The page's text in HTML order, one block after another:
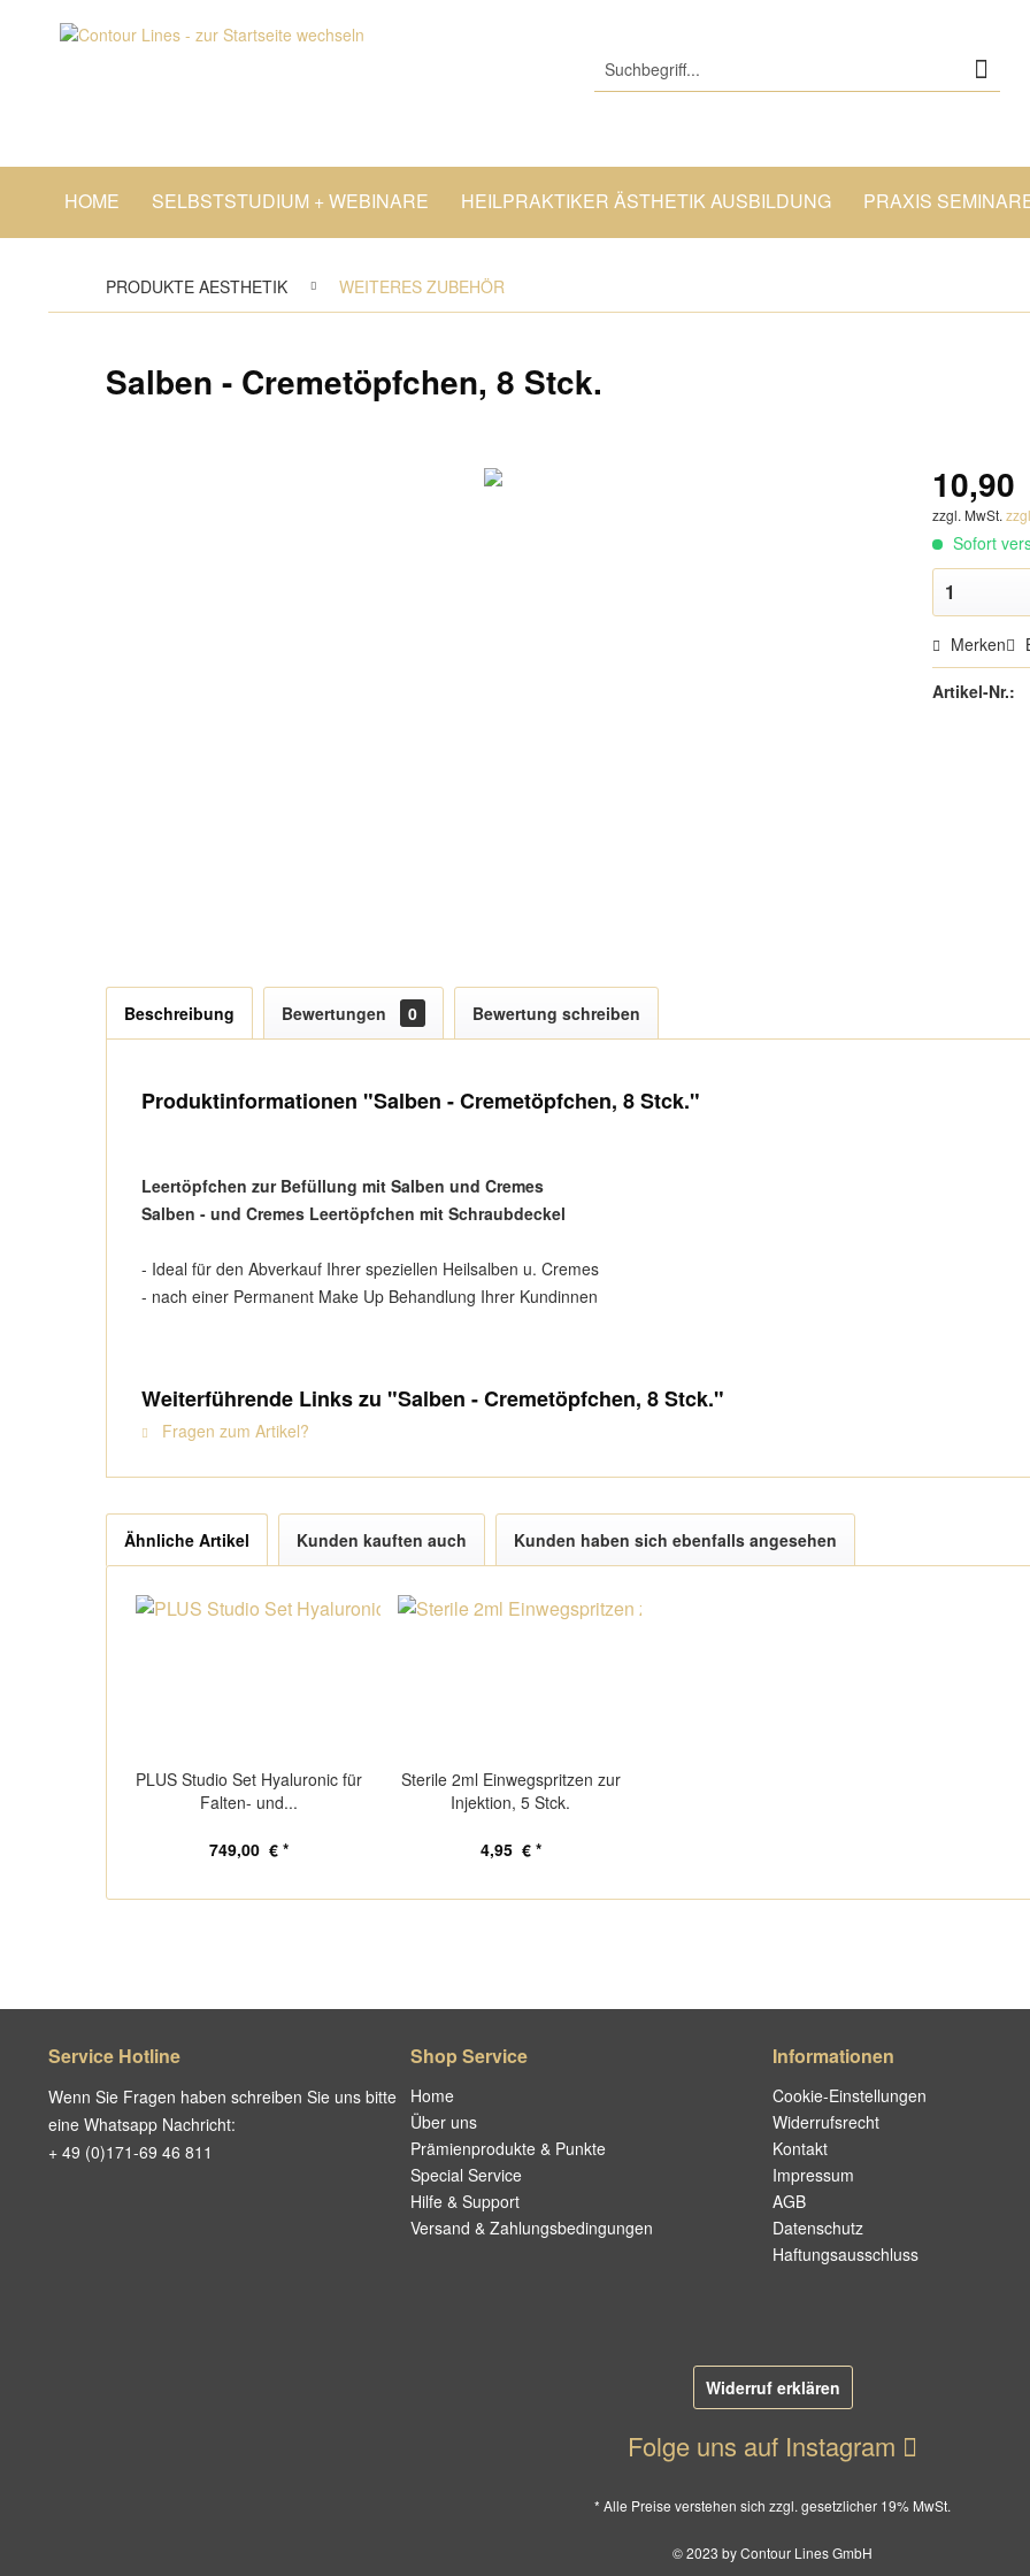
HOME SELBSTSTUDIUM + WEBINARE HEILPRAKTIKER ÄSTHETIK AUSBILDUNG PRAXIS
PRODUKTE AESTHETIK WEITERES ZUBEHÖR
Salben - Cremetöpfchen, 8 Stck.
10,90
zzgl. MwSt.
Sofort
Merken
Artikel-Nr.:
Beschreibung Bewertungen 0 Bewertung schreiben
Produktinformationen "Salben - Cremetöpfchen, 8 Stck."
Leertöpfchen zur Befüllung mit Salben und Cremes
Salben - und Cremes Leertöpfchen mit Schraubdeckel
- Ideal für den Abverkauf Ihrer speziellen Heilsalben u. Cremes
- nach einer Permanent Make Up Behandlung Ihrer Kundinnen
Weiterführende Links zu "Salben - Cremetöpfchen, 8 Stck."
Fragen zum Artikel?
Ähnliche Artikel Kunden kauften auch Kunden haben sich ebenfalls angesehen
PLUS Studio Set Hyaluronic für
Falten- und...
749,00 € *
Sterile 2ml Einwegspritzen zur
Injektion, 5 Stck.
4,95 € *
Service Hotline
Wenn Sie Fragen haben schreiben Sie uns bitte
eine Whatsapp Nachricht:
+ 49 (0)171-69 46 811
Shop Service
Home
Über uns
Prämienprodukte & Punkte
Special Service
Hilfe & Support
Versand & Zahlungsbedingungen
Informationen
Cookie-Einstellungen
Widerrufsrecht
Kontakt
Impressum
AGB
Datenschutz
Haftungsausschluss
Widerruf erklären
Folge uns auf Instagram
* Alle Preise verstehen sich zzgl. gesetzlicher 19% MwSt.
© 2023 by Contour Lines GmbH